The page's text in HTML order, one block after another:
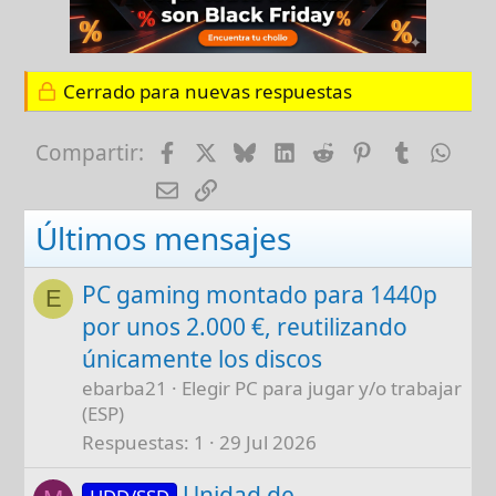
Cerrado para nuevas respuestas
Compartir: FacebookBlueskyLinkedIn
RedditPinterest
Tumblr
E-mailEnlace
Últimos mensajes
E
PC gaming montado para 1440p
por unos 2.000 €, reutilizando
únicamente los discos
ebarba21
Elegir PC para jugar y/o trabajar
(ESP)
Respuestas 1 29 Jul 2026